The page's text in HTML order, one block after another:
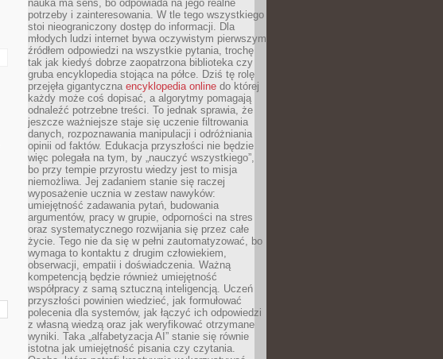
nauka ma sens, bo odpowiada na jego realne
potrzeby i zainteresowania. W tle tego wszystkiego
stoi nieograniczony dostęp do informacji. Dla
młodych ludzi internet bywa oczywistym pierwszym
źródłem odpowiedzi na wszystkie pytania, trochę
tak jak kiedyś dobrze zaopatrzona biblioteka czy
gruba encyklopedia stojąca na półce. Dziś tę rolę
przejęła gigantyczna encyklopedia online do której
każdy może coś dopisać, a algorytmy pomagają
odnaleźć potrzebne treści. To jednak sprawia, że
jeszcze ważniejsze staje się uczenie filtrowania
danych, rozpoznawania manipulacji i odróżniania
opinii od faktów. Edukacja przyszłości nie będzie
więc polegała na tym, by „nauczyć wszystkiego”,
bo przy tempie przyrostu wiedzy jest to misja
niemożliwa. Jej zadaniem stanie się raczej
wyposażenie ucznia w zestaw nawyków:
umiejętność zadawania pytań, budowania
argumentów, pracy w grupie, odporności na stres
oraz systematycznego rozwijania się przez całe
życie. Tego nie da się w pełni zautomatyzować, bo
wymaga to kontaktu z drugim człowiekiem,
obserwacji, empatii i doświadczenia. Ważną
kompetencją będzie również umiejętność
współpracy z samą sztuczną inteligencją. Uczeń
przyszłości powinien wiedzieć, jak formułować
polecenia dla systemów, jak łączyć ich odpowiedzi
z własną wiedzą oraz jak weryfikować otrzymane
wyniki. Taka „alfabetyzacja AI” stanie się równie
istotna jak umiejętność pisania czy czytania.